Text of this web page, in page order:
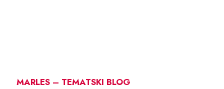
MARLES – TEMATSKI BLOG